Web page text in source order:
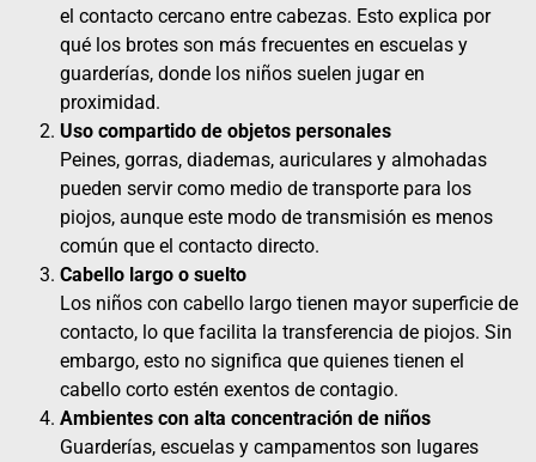
el contacto cercano entre cabezas. Esto explica por
qué los brotes son más frecuentes en escuelas y
guarderías, donde los niños suelen jugar en
proximidad.
Uso compartido de objetos personales
Peines, gorras, diademas, auriculares y almohadas
pueden servir como medio de transporte para los
piojos, aunque este modo de transmisión es menos
común que el contacto directo.
Cabello largo o suelto
Los niños con cabello largo tienen mayor superficie de
contacto, lo que facilita la transferencia de piojos. Sin
embargo, esto no significa que quienes tienen el
cabello corto estén exentos de contagio.
Ambientes con alta concentración de niños
Guarderías, escuelas y campamentos son lugares